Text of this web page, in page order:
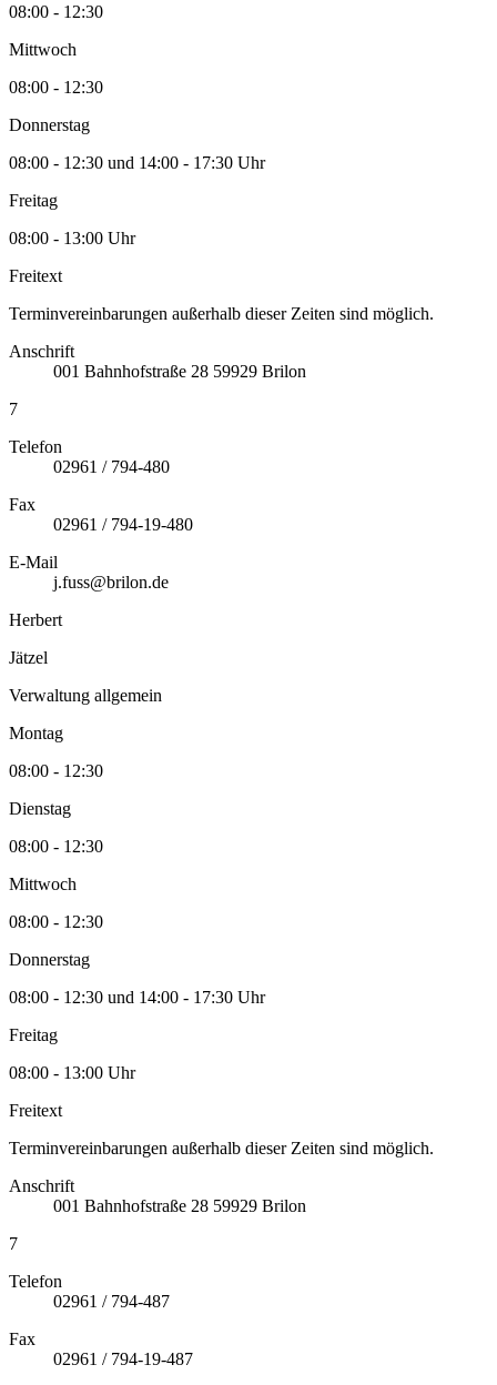
08:00 - 12:30
Mittwoch
08:00 - 12:30
Donnerstag
08:00 - 12:30 und 14:00 - 17:30 Uhr
Freitag
08:00 - 13:00 Uhr
Freitext
Terminvereinbarungen außerhalb dieser Zeiten sind möglich.
Anschrift
001 Bahnhofstraße 28 59929 Brilon
7
Telefon
02961 / 794-480
Fax
02961 / 794-19-480
E-Mail
j.fuss@brilon.de
Herbert
Jätzel
Verwaltung allgemein
Montag
08:00 - 12:30
Dienstag
08:00 - 12:30
Mittwoch
08:00 - 12:30
Donnerstag
08:00 - 12:30 und 14:00 - 17:30 Uhr
Freitag
08:00 - 13:00 Uhr
Freitext
Terminvereinbarungen außerhalb dieser Zeiten sind möglich.
Anschrift
001 Bahnhofstraße 28 59929 Brilon
7
Telefon
02961 / 794-487
Fax
02961 / 794-19-487